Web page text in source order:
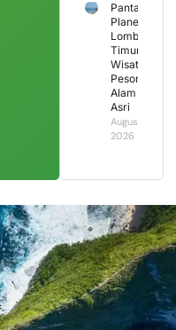
Pantai
Planet
Lombok
Timur,
Wisata
Pesona
Alam
Asri
August 1,
2026